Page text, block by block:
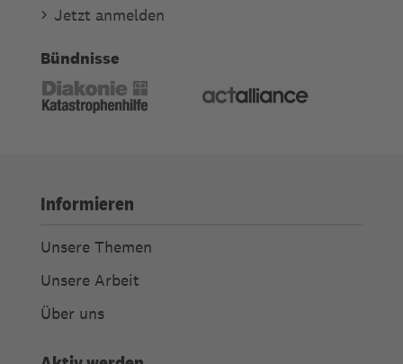
Jetzt anmelden
Bündnisse
Informieren
Unsere Themen
Unsere Arbeit
Über uns